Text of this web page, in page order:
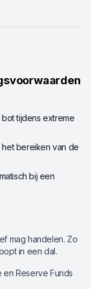
tijdens extreme
het bereiken van de
bij een
mag handelen. Zo
in een dal.
Reserve Funds